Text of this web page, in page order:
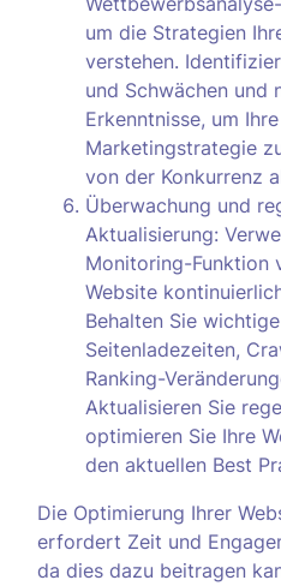
um die Strategien
verstehen.
und Schwächen und
Erkenntnisse, um
Marketingstrategie
von der Konkurrenz
Überwachung und
Aktualisierung:
Monitoring-Funktion
Website
Behalten Sie
Seitenladezeiten,
Ranking-
Aktualisieren Sie
optimieren Sie Ihre
den aktuellen Best
Die Optimierung Ihrer
erfordert Zeit und
da dies dazu beitragen